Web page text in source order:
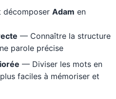
décomposer Adam en
— Connaître la structure
parole précise
— Diviser les mots en
faciles à mémoriser et